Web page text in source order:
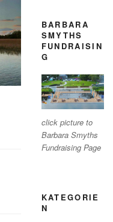
BARBARA
SMYTHS
FUNDRAISIN
G
click picture to
Barbara Smyths
Fundraising Page
KATEGORIE
N